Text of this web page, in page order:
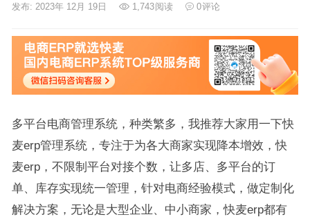
发布: 2023年 12月 19日 1,743阅读 0评论
多平台电商管理系统，种类繁多，我推荐大家用一下快
麦erp管理系统，专注于为各大商家实现降本增效，快
麦erp，不限制平台对接个数，让多店、多平台的订
单、库存实现统一管理，针对电商经验模式，做定制化
解决方案，无论是大型企业、中小商家，快麦erp都有